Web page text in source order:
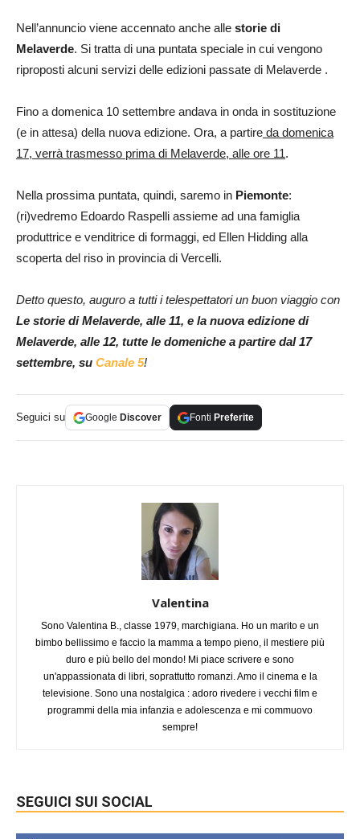
Nell’annuncio viene accennato anche alle storie di
Melaverde. Si tratta di una puntata speciale in cui vengono
riproposti alcuni servizi delle edizioni passate di Melaverde .
Fino a domenica 10 settembre andava in onda in sostituzione
(e in attesa) della nuova edizione. Ora, a partire da domenica
17, verrà trasmesso prima di Melaverde, alle ore 11.
Nella prossima puntata, quindi, saremo in Piemonte:
(ri)vedremo Edoardo Raspelli assieme ad una famiglia
produttrice e venditrice di formaggi, ed Ellen Hidding alla
scoperta del riso in provincia di Vercelli.
Detto questo, auguro a tutti i telespettatori un buon viaggio con
Le storie di Melaverde, alle 11, e la nuova edizione di
Melaverde, alle 12, tutte le domeniche a partire dal 17
settembre, su Canale 5!
Seguici su Google Discover Fonti Preferite
Valentina
Sono Valentina B., classe 1979, marchigiana. Ho un marito e un
bimbo bellissimo e faccio la mamma a tempo pieno, il mestiere più
duro e più bello del mondo! Mi piace scrivere e sono
un'appassionata di libri, soprattutto romanzi. Amo il cinema e la
televisione. Sono una nostalgica : adoro rivedere i vecchi film e
programmi della mia infanzia e adolescenza e mi commuovo
sempre!
SEGUICI SUI SOCIAL